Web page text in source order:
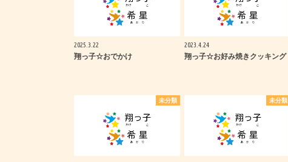
2025.3.22
翔っ子☆おでかけ
2023.4.24
翔っ子☆お好み焼きクッキング
未分類 未分類